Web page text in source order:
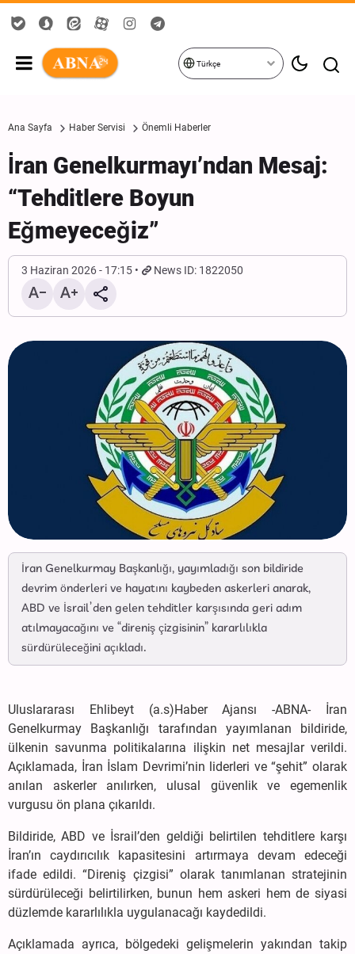
Türkçe
Ana Sayfa Haber Servisi Önemli Haberler
İran Genelkurmayı’ndan Mesaj:
“Tehditlere Boyun
Eğmeyeceğiz”
3 Haziran 2026 - 17:15 News ID: 1822050
İran Genelkurmay Başkanlığı, yayımladığı son bildiride
devrim önderleri ve hayatını kaybeden askerleri anarak,
ABD ve İsrail’den gelen tehditler karşısında geri adım
atılmayacağını ve “direniş çizgisinin” kararlılıkla
sürdürüleceğini açıkladı.
Uluslararası Ehlibeyt (a.s)Haber Ajansı -ABNA- İran
Genelkurmay Başkanlığı tarafından yayımlanan bildiride,
ülkenin savunma politikalarına ilişkin net mesajlar verildi.
Açıklamada, İran İslam Devrimi’nin liderleri ve “şehit” olarak
anılan askerler anılırken, ulusal güvenlik ve egemenlik
vurgusu ön plana çıkarıldı.
Bildiride, ABD ve İsrail’den geldiği belirtilen tehditlere karşı
İran’ın caydırıcılık kapasitesini artırmaya devam edeceği
ifade edildi. “Direniş çizgisi” olarak tanımlanan stratejinin
sürdürüleceği belirtilirken, bunun hem askeri hem de siyasi
düzlemde kararlılıkla uygulanacağı kaydedildi.
Açıklamada ayrıca, bölgedeki gelişmelerin yakından takip